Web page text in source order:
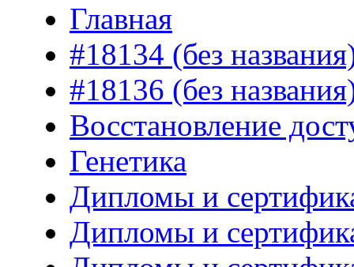
Главная
#18134 (без
#18136 (без
Восстановление
Генетика
Дипломы и
Дипломы и